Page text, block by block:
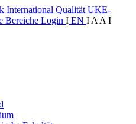
International Qualität UKE-
Bereiche Login I EN I A A I